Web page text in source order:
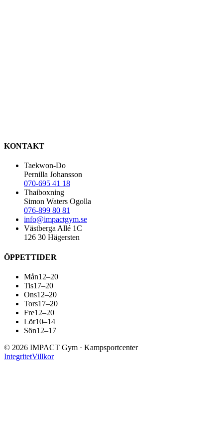
KONTAKT
Taekwon-Do
Pernilla Johansson
070-695 41 18
Thaiboxning
Simon Waters Ogolla
076-899 80 81
info@impactgym.se
Västberga Allé 1C
126 30 Hägersten
ÖPPETTIDER
Mån12–20
Tis17–20
Ons12–20
Tors17–20
Fre12–20
Lör10–14
Sön12–17
© 2026 IMPACT Gym · Kampsportcenter
IntegritetVillkor